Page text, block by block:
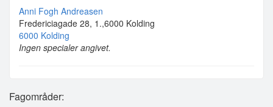
Anni Fogh Andreasen
Fredericiagade 28, 1.,6000 Kolding
6000 Kolding
Ingen specialer angivet.
Fagområder: